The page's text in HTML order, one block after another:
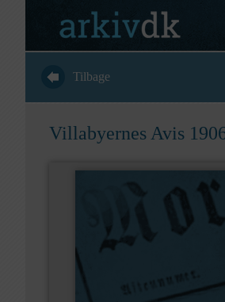
Tilbage
Villabyernes Avis